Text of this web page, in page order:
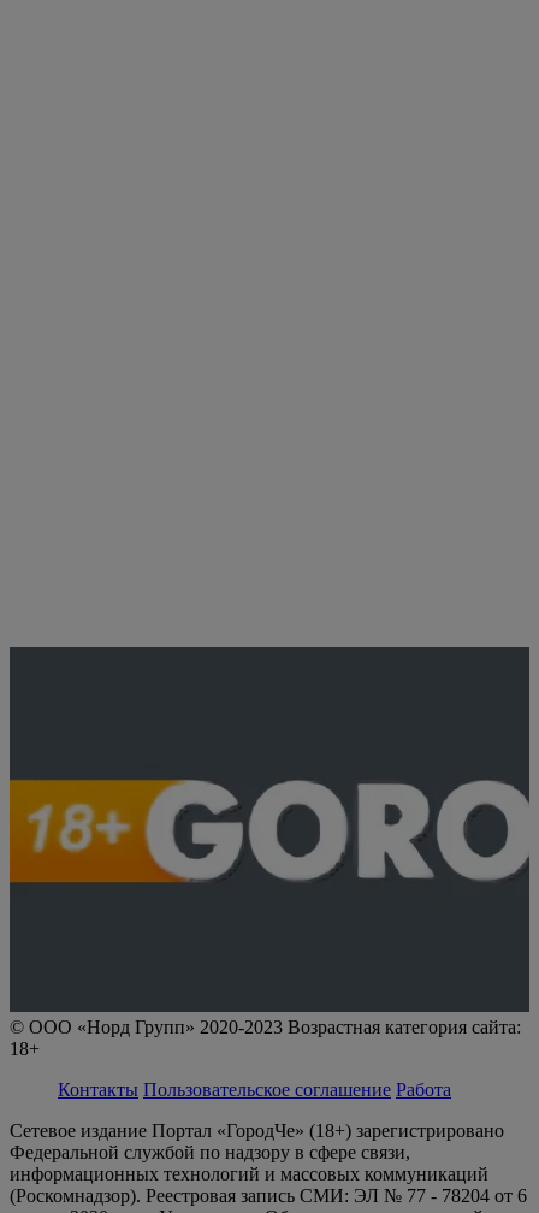
© ООО «Норд Групп» 2020-2023 Возрастная категория сайта:
18+
Контакты Пользовательское соглашение Работа
Сетевое издание Портал «ГородЧе» (18+) зарегистрировано
Федеральной службой по надзору в сфере связи,
информационных технологий и массовых коммуникаций
(Роскомнадзор). Реестровая запись СМИ: ЭЛ № 77 - 78204 от 6